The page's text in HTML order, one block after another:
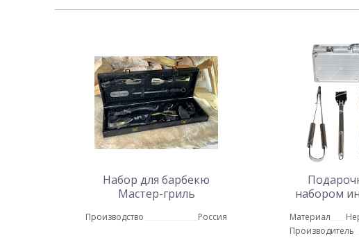
Набор для барбекю
Мастер-гриль
Производство Россия
набором
Материал
Производитель